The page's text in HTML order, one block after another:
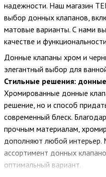
надежности. Наш магазин
выбор донных клапанов,
матовые варианты. С нами
качестве и
Донные клапаны хром и
элегантный выбор для
Стильные решения:
Хромированные донные
решение, но и способ
современный блеск.
прочным материалам,
дополняют любой
ассортимент донных
оптимальный вариант.